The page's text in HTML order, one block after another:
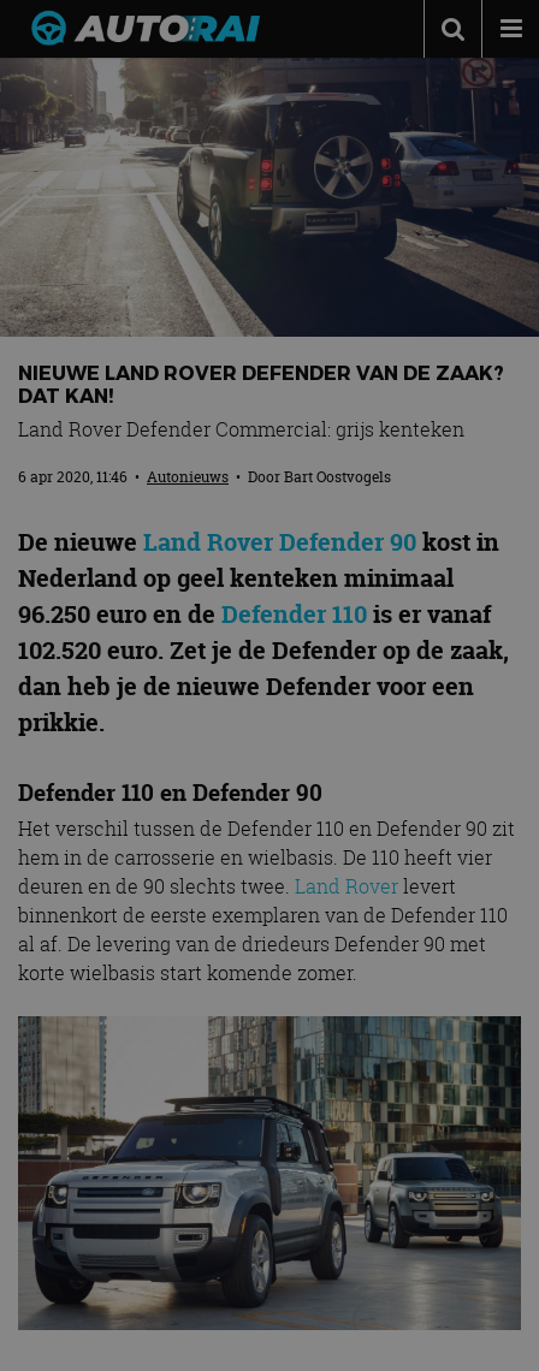
Autonieuws
Podcast
Autotests
Automerken
Adverteren
Contact
NIEUWE LAND ROVER DEFENDER VAN DE ZAAK?
DAT KAN!
Land Rover Defender Commercial: grijs kenteken
6 apr 2020, 11:46 • Autonieuws • DoorBart Oostvogels
De nieuwe Land Rover Defender 90kost in
Nederland op geel kenteken minimaal
96.250 euro en de Defender 110is er vanaf
102.520 euro. Zet je de Defender op de zaak,
dan heb je de nieuwe Defender voor een
prikkie.
Defender 110 en Defender 90
Het verschil tussen de Defender 110 en Defender 90 zit
hem in de carrosserie en wielbasis. De 110 heeft vier
deuren en de 90 slechts twee. Land Roverlevert
binnenkort de eerste exemplaren van de Defender 110
al af. De levering van de driedeurs Defender 90 met
korte wielbasis start komende zomer.